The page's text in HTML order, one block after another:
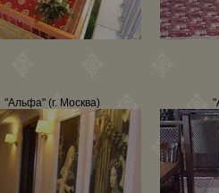
"Альфа" (г. Москва)